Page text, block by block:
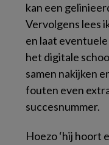
kan een
Vervolgens lees
en laat
het digitale
samen nakijken
fouten even
succesnummer.
Hoezo ‘hij hoort